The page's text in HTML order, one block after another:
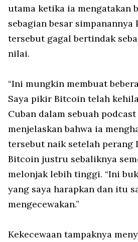
utama ketika ia mengatakan
sebagian besar simpanannya
tersebut gagal bertindak
nilai.
“Ini mungkin membuat
Saya pikir Bitcoin telah
Cuban dalam sebuah
menjelaskan bahwa ia
tersebut naik setelah perang
Bitcoin justru sebaliknya
melonjak lebih tinggi. “Ini
yang saya harapkan dan itu
mengecewakan.”
Kekecewaan tampaknya